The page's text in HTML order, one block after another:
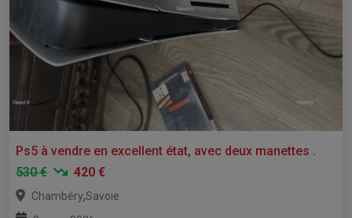
Ps5 à vendre en excellent état, avec deux manettes .
530 €
420 €
Chambéry,Savoie